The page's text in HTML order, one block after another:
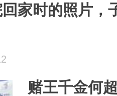
家时的照片，
赌王千金何